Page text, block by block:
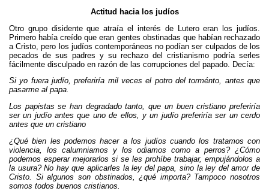
Actitud hacia los judíos
Otro grupo disidente que atraía el interés de Lutero eran los judíos.
Primero había creído que eran gentes obstinadas que habían rechazado
a Cristo, pero los judíos contemporáneos no podían ser culpados de los
pecados de sus padres y su rechazo del cristianismo podría serles
fácilmente disculpado en razón de las corrupciones del papado. Decía:
Si yo fuera judío, preferiría mil veces el potro del torménto, antes que
pasarme al papa.
Los papistas se han degradado tanto, que un buen cristiano preferiría
ser un judío antes que uno de ellos, y un judío preferiría ser un cerdo
antes que un cristiano
¿Qué bien les podemos hacer a los judíos cuando los tratamos con
violencia, los calumniamos y los odiamos como a perros? ¿Cómo
podemos esperar mejorarlos si se les prohíbe trabajar, empujándolos a
la usura? No hay que aplicarles la ley del papa, sino la ley del amor de
Cristo. Si algunos son obstinados, ¿qué importa? Tampoco nosotros
somos todos buenos cristianos.